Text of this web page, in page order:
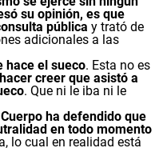
su opinión, es que
pública y trató de
adicionales a las
hace el sueco. Esta no es
creer que asistó a
. Que ni le iba ni le
ha defendido que
en todo momento
lo cual en realidad está